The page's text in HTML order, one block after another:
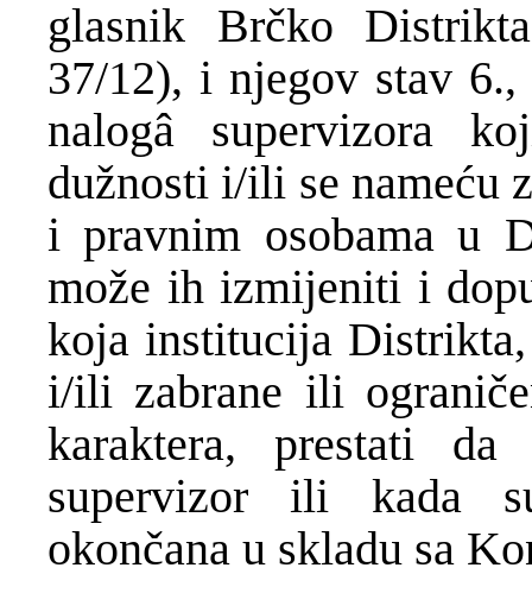
glasnik Brčko
37/12), i njegov stav
nalogâ supervizora
dužnosti i/ili se nameću
i pravnim osobama u
može ih izmijeniti i
koja institucija
i/ili zabrane ili
karaktera, prestati
supervizor ili kada
okončana u skladu sa